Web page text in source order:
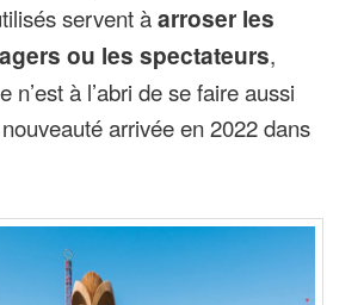
servent àarroser les
ou les spectateurs,
n’est à l’abri de se faire aussi
arrivée en 2022 dans